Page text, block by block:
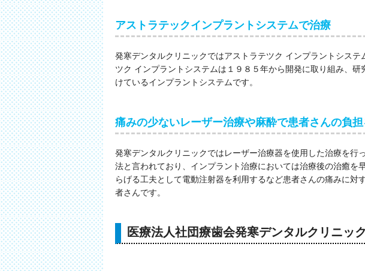
アストラテックインプラントシステムで治療
発寒デンタルクリニックではアストラテツク インプラントシス
ツク インプラントシステムは１９８５年から開発に取り組み、
けているインプラントシステムです。
痛みの少ないレーザー治療や麻酔で患者さんの負
発寒デンタルクリニックではレーザー治療器を使用した治療を行
法と言われており、インプラント治療においては治療後の治癒を
らげる工夫として電動注射器を利用するなど患者さんの痛みに対
者さんです。
医療法人社団療歯会発寒デンタルクリニッ